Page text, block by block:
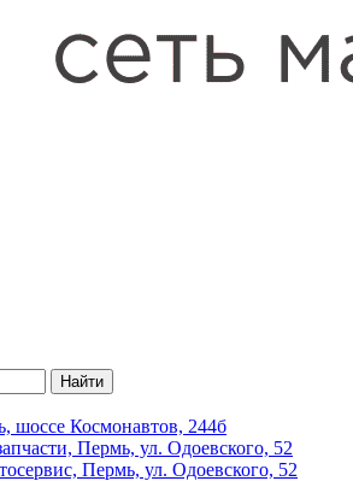
Найти
шоссе Космонавтов, 244б
Пермь, ул. Одоевского, 52
Пермь, ул. Одоевского, 52